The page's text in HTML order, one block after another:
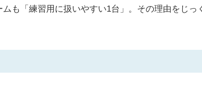
ムも「練習用に扱いやすい1台」。その理由をじっ